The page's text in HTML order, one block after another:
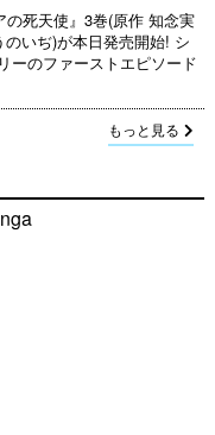
の死天使』3巻(原作 知念実
いぢ)が本日発売開始! シ
ーのファーストエピソード
もっと見る